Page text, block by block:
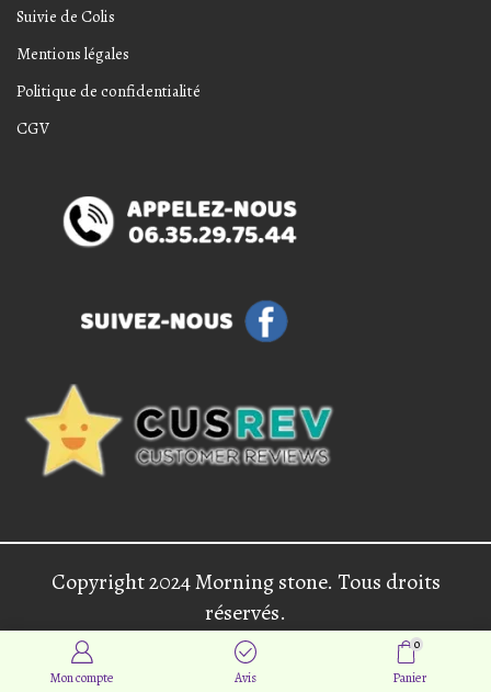
Suivie de Colis
Mentions légales
Politique de confidentialité
CGV
Copyright 2024 Morning stone. Tous droits
réservés.
Mon compte Avis
0
Panier